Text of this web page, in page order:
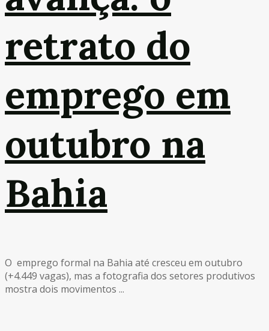
retrato do
emprego em
outubro na
Bahia
O emprego formal na Bahia até cresceu em outubro
(+4.449 vagas), mas a fotografia dos setores produtivos
mostra dois movimentos ...